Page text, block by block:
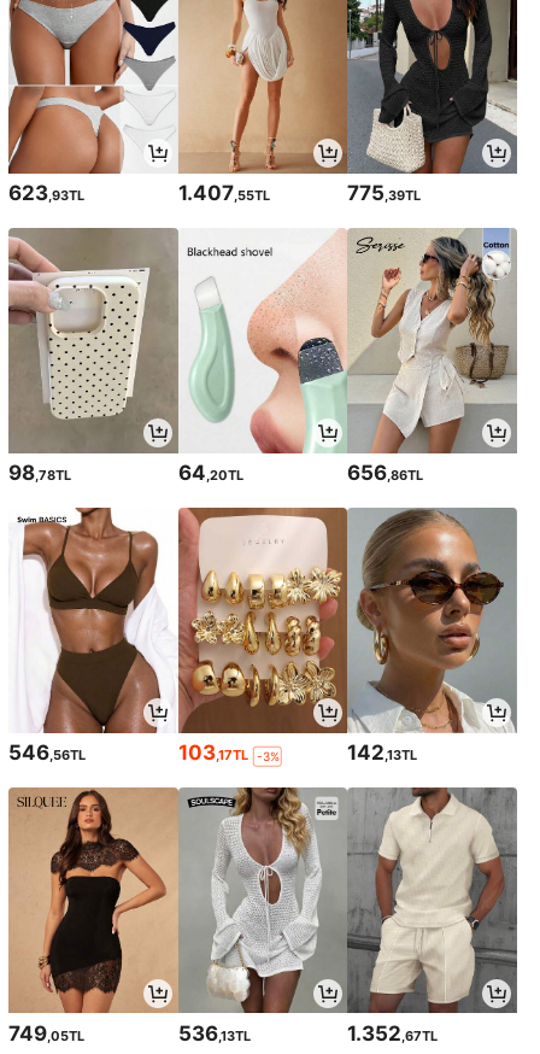
623 ,93TL 1.407 ,55TL 775 ,39TL
98,78TL 64,20TL 656,86TL
546,56TL 103,17TL -3% 142,13TL
749 ,05TL 536,13TL 1.352 ,67TL